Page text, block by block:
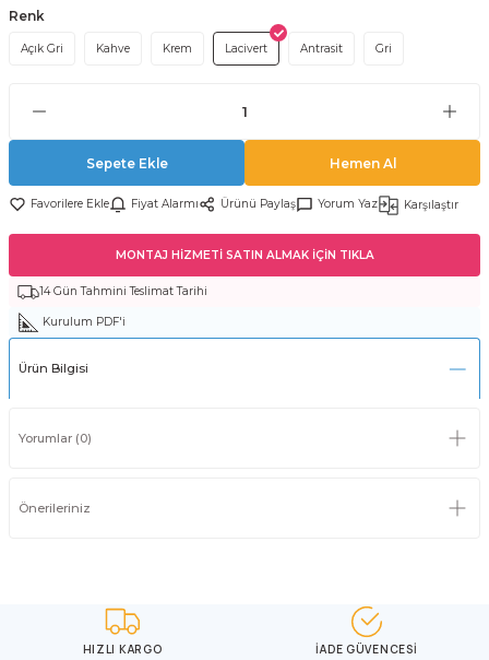
Renk
Açık Gri Kahve Krem Lacivert Antrasit Gri
Sepete Ekle Hemen Al
Fiyat Alarmı Ürünü Paylaş Yorum Yaz Karşılaştır
MONTAJ HİZMETİ SATIN ALMAK İÇİN TIKLA
14 Gün Tahmini Teslimat Tarihi
Kurulum PDF'i
Ürün Bilgisi
Yorumlar (0)
Önerileriniz
HIZLI KARGO İADE GÜVENCESİ